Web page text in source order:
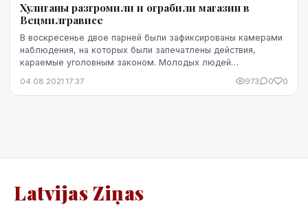
Хулиганы разгромили и ограбили магазин в
Вецмилгрависе
В воскресенье двое парней были зафиксированы камерами
наблюдения, на которых были запечатлены действия,
караемые уголовным законом. Молодых людей
04.08.2021 17:37 973 0 0
Latvijas Ziņas